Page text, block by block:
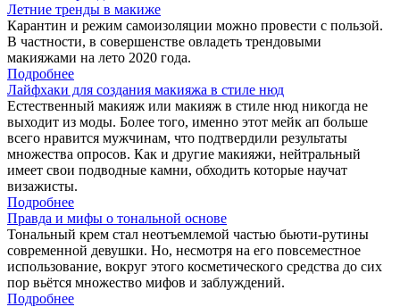
Летние тренды в макиже
Карантин и режим самоизоляции можно провести с пользой.
В частности, в совершенстве овладеть трендовыми
макияжами на лето 2020 года.
Подробнее
Лайфхаки для создания макияжа в стиле нюд
Естественный макияж или макияж в стиле нюд никогда не
выходит из моды. Более того, именно этот мейк ап больше
всего нравится мужчинам, что подтвердили результаты
множества опросов. Как и другие макияжи, нейтральный
имеет свои подводные камни, обходить которые научат
визажисты.
Подробнее
Правда и мифы о тональной основе
Тональный крем стал неотъемлемой частью бьюти-рутины
современной девушки. Но, несмотря на его повсеместное
использование, вокруг этого косметического средства до сих
пор вьётся множество мифов и заблуждений.
Подробнее